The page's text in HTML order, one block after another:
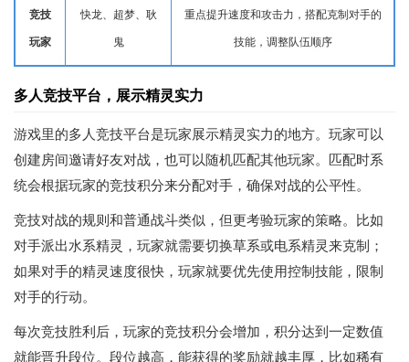
竞技
玩家
快龙、超梦、耿
鬼
重点提升速度和攻击力，搭配克制对手的
技能，调整队伍顺序
多人竞技平台，展示精灵实力
游戏里的多人竞技平台是玩家展示精灵实力的地方。玩家可以
创建房间邀请好友对战，也可以随机匹配其他玩家。匹配时系
统会根据玩家的竞技积分来分配对手，确保对战的公平性。
竞技对战的规则和普通战斗类似，但更考验玩家的策略。比如
对手派出水系精灵，玩家就需要切换草系或电系精灵来克制；
如果对手的精灵速度很快，玩家就要优先使用控制技能，限制
对手的行动。
每次竞技胜利后，玩家的竞技积分会增加，积分达到一定数值
就能晋升段位。段位越高，能获得的奖励就越丰厚，比如稀有